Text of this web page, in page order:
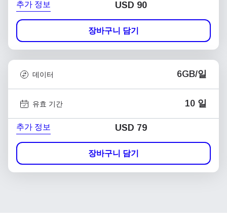
추가 정보 USD 90
장바구니 담기
데이터 6GB/일
유효 기간 10 일
추가 정보 USD 79
장바구니 담기